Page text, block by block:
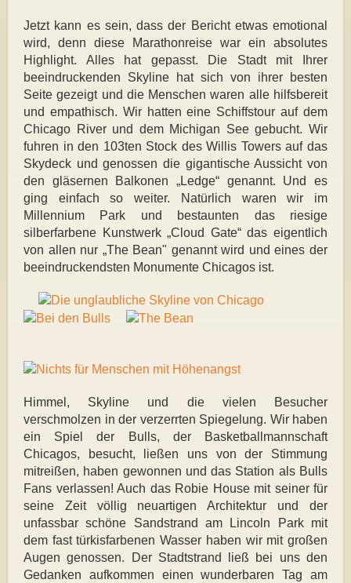
Jetzt kann es sein, dass der Bericht etwas emotional
wird, denn diese Marathonreise war ein absolutes
Highlight. Alles hat gepasst. Die Stadt mit Ihrer
beeindruckenden Skyline hat sich von ihrer besten
Seite gezeigt und die Menschen waren alle hilfsbereit
und empathisch. Wir hatten eine Schiffstour auf dem
Chicago River und dem Michigan See gebucht. Wir
fuhren in den 103ten Stock des Willis Towers auf das
Skydeck und genossen die gigantische Aussicht von
den gläsernen Balkonen „Ledge“ genannt. Und es
ging einfach so weiter. Natürlich waren wir im
Millennium Park und bestaunten das riesige
silberfarbene Kunstwerk „Cloud Gate“ das eigentlich
von allen nur „The Bean" genannt wird und eines der
beeindruckendsten Monumente Chicagos ist.
Himmel, Skyline und die vielen Besucher
verschmolzen in der verzerrten Spiegelung. Wir haben
ein Spiel der Bulls, der Basketballmannschaft
Chicagos, besucht, ließen uns von der Stimmung
mitreißen, haben gewonnen und das Station als Bulls
Fans verlassen! Auch das Robie House mit seiner für
seine Zeit völlig neuartigen Architektur und der
unfassbar schöne Sandstrand am Lincoln Park mit
dem fast türkisfarbenen Wasser haben wir mit großen
Augen genossen. Der Stadtstrand ließ bei uns den
Gedanken aufkommen einen wunderbaren Tag am